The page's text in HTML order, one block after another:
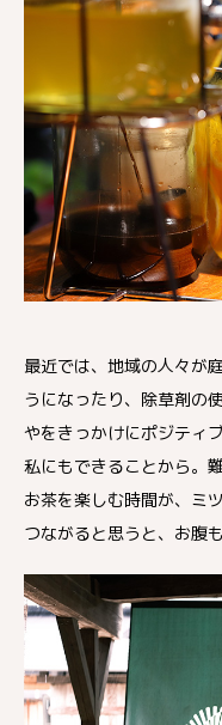
最近では、地域の人々が
うになったり、除草剤の
やをきっかけにポジティ
私にもできることから。
お茶を楽しむ時間が、ミ
つながると思うと、お腹